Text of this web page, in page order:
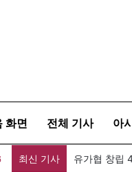
화면 전체 기사 아
최신 기사 유가협 창립